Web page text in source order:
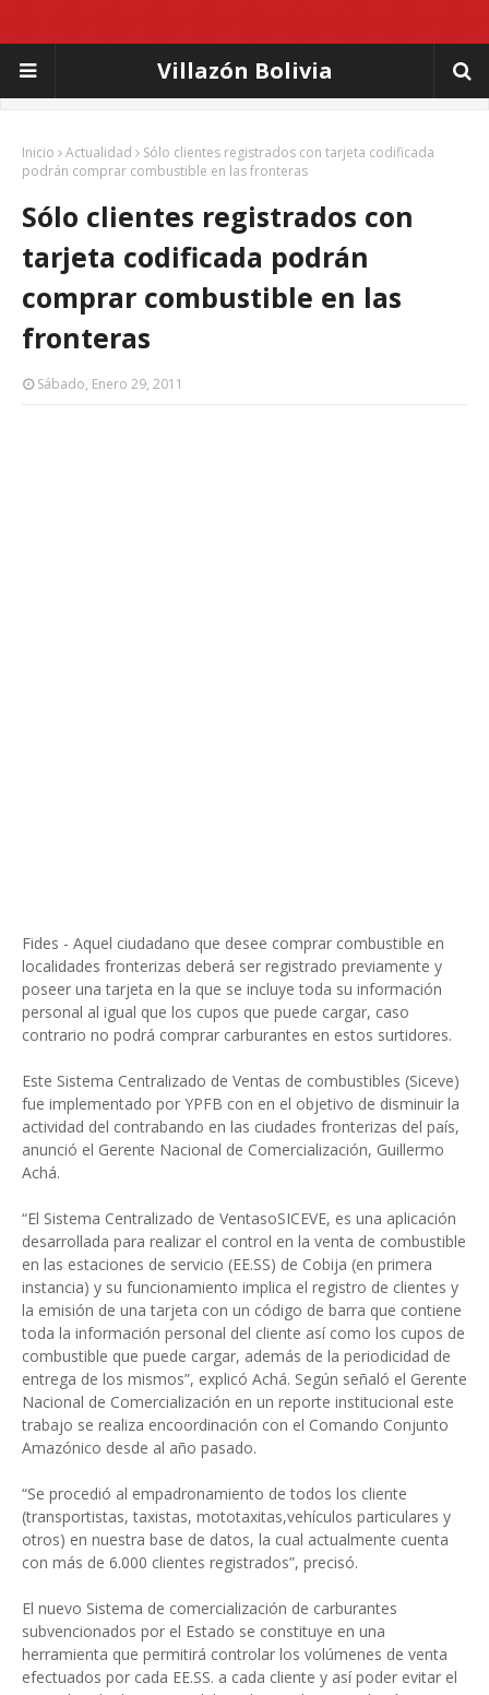
Villazón Bolivia
Inicio Actualidad
Sólo clientes registrados con tarjeta codificada
podrán comprar combustible en las fronteras
Sólo clientes registrados con
tarjeta codificada podrán
comprar combustible en las
fronteras
Sábado, Enero 29, 2011
Fides - Aquel ciudadano que desee comprar combustible en
localidades fronterizas deberá ser registrado previamente y
poseer una tarjeta en la que se incluye toda su información
personal al igual que los cupos que puede cargar, caso
contrario no podrá comprar carburantes en estos surtidores.
Este Sistema Centralizado de Ventas de combustibles (Siceve)
fue implementado por YPFB con en el objetivo de disminuir la
actividad del contrabando en las ciudades fronterizas del país,
anunció el Gerente Nacional de Comercialización, Guillermo
Achá.
“El Sistema Centralizado de VentasoSICEVE, es una aplicación
desarrollada para realizar el control en la venta de combustible
en las estaciones de servicio (EE.SS) de Cobija (en primera
instancia) y su funcionamiento implica el registro de clientes y
la emisión de una tarjeta con un código de barra que contiene
toda la información personal del cliente así como los cupos de
combustible que puede cargar, además de la periodicidad de
entrega de los mismos”, explicó Achá. Según señaló el Gerente
Nacional de Comercialización en un reporte institucional este
trabajo se realiza encoordinación con el Comando Conjunto
Amazónico desde al año pasado.
“Se procedió al empadronamiento de todos los cliente
(transportistas, taxistas, mototaxitas,vehículos particulares y
otros) en nuestra base de datos, la cual actualmente cuenta
con más de 6.000 clientes registrados”, precisó.
El nuevo Sistema de comercialización de carburantes
subvencionados por el Estado se constituye en una
herramienta que permitirá controlar los volúmenes de venta
efectuados por cada EE.SS. a cada cliente y así poder evitar el